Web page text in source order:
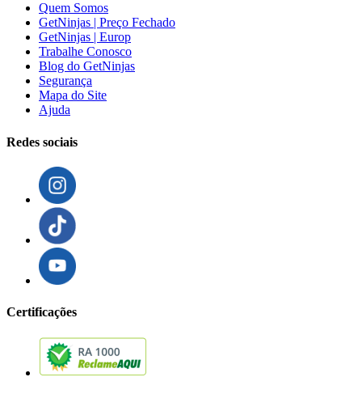
Quem Somos
GetNinjas | Preço Fechado
GetNinjas | Europ
Trabalhe Conosco
Blog do GetNinjas
Segurança
Mapa do Site
Ajuda
Redes sociais
Certificações